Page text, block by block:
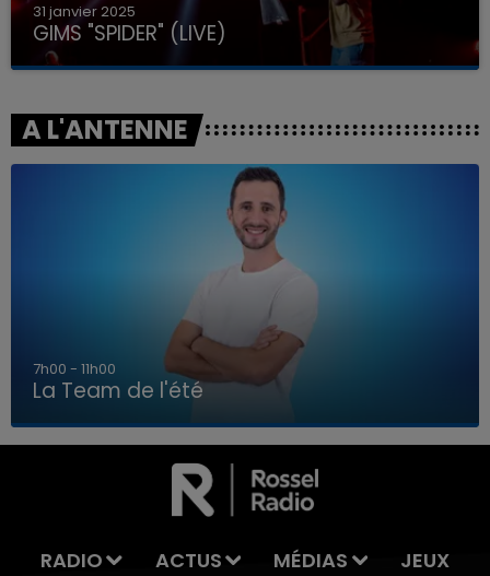
LA TEAM DE L'ÉTÉ
31 janvier 2025
GIMS "SPIDER" (LIVE)
A L'ANTENNE
7h00 - 11h00
La Team de l'été
RADIO ACTUS MÉDIAS JEUX